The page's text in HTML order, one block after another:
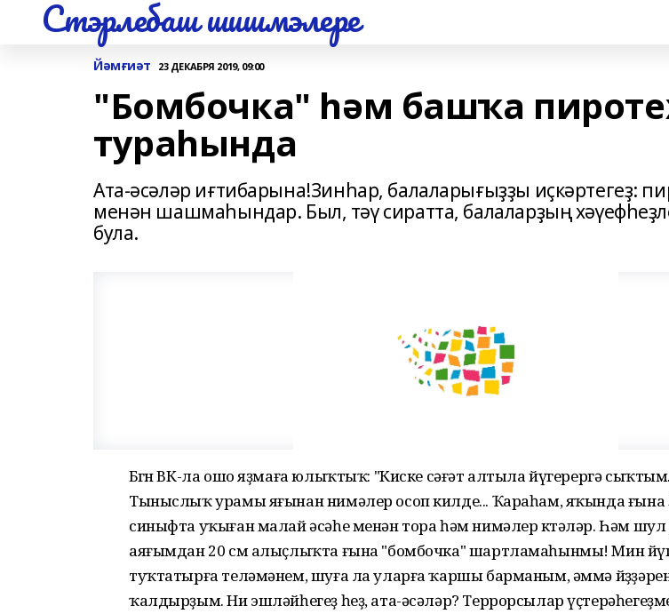
Стэрлебаш шишмэлере
Йәмғиәт 23 ДЕКАБРЯ 2019, 09:00
"Бомбочка" һәм башҡа
тураһында
Ата-әсәләр иғтибарына!Зинһар, балаларығыҙҙы иҫкәртегеҙ:
менән шашмаһындар. Был, тәү сиратта, балаларҙың
була.
Бөгөн ВК-ла ошо яҙмаға юлыҡтыҡ: "Киске сәғәт алтыла йүгерергә
Тыныслыҡ урамы яғынан нимәлер осоп килде... Ҡараһам, яҡында ғына
синыфта уҡыған малай әсәһе менән тора һәм нимәлер көтәләр. Һәм
аяғымдан 20 см алыҫлыҡта ғына "бомбочка" шартламаһынмы! Мин
туҡтатырға теләмәнем, шуға ла уларға ҡаршы барманым, әммә
ҡалдырҙым. Ни эшләйһегеҙ һеҙ, ата-әсәләр? Террорсылар